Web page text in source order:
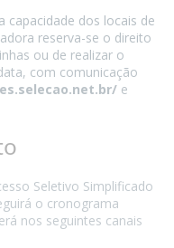
capacidade dos locais de
reserva-se o direito
ou de realizar o
com comunicação
e
Seletivo Simplificado
o cronograma
nos seguintes canais